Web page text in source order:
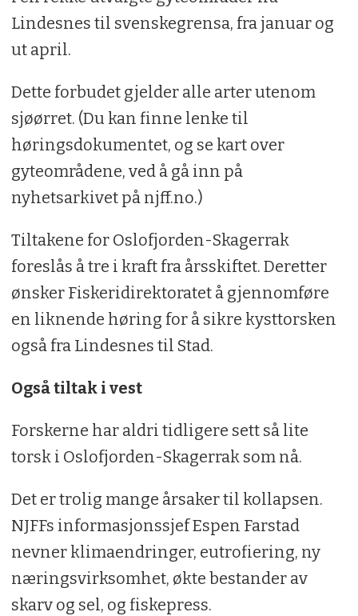
Lindesnes til svenskegrensa, fra januar og
ut april.
Dette forbudet gjelder alle arter utenom
sjøørret. (Du kan finne lenke til
høringsdokumentet, og se kart over
gyteområdene, ved å gå inn på
nyhetsarkivet på njff.no.)
Tiltakene for Oslofjorden-Skagerrak
foreslås å tre i kraft fra årsskiftet. Deretter
ønsker Fiskeridirektoratet å gjennomføre
en liknende høring for å sikre kysttorsken
også fra Lindesnes til Stad.
Også tiltak i vest
Forskerne har aldri tidligere sett så lite
torsk i Oslofjorden-Skagerrak som nå.
Det er trolig mange årsaker til kollapsen.
NJFFs informasjonssjef Espen Farstad
nevner klimaendringer, eutrofiering, ny
næringsvirksomhet, økte bestander av
skarv og sel, og fiskepress.